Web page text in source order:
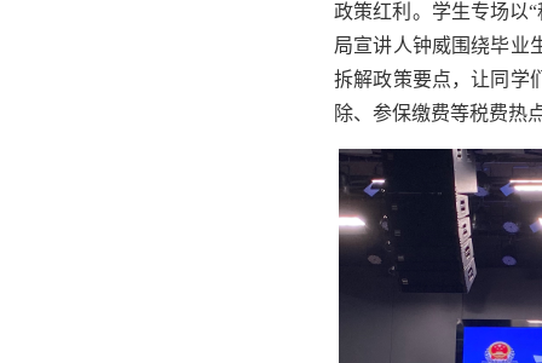
政策红利。学生专场以
局宣讲人钟威围绕毕业
拆解政策要点，让同学
除、参保缴费等税费热